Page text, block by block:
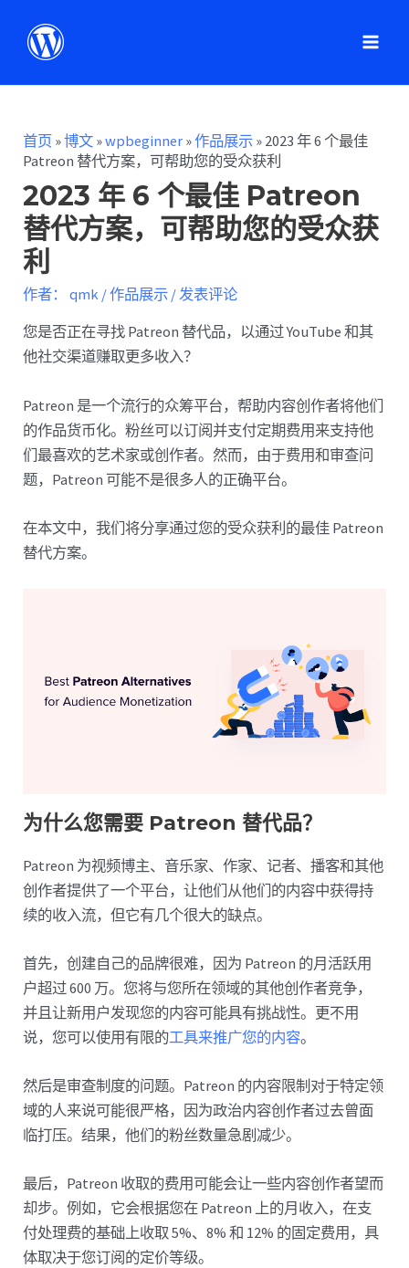
首页 »博文 »wpbeginner »作品展示 » 2023 年 6 个最佳
Patreon 替代方案，可帮助您的受众获利
2023 年 6 个最佳 Patreon
替代方案，可帮助您的受众获
利
作者： qmk /作品展示 /发表评论
您是否正在寻找 Patreon 替代品，以通过 YouTube 和其
他社交渠道赚取更多收入？
Patreon 是一个流行的众筹平台，帮助内容创作者将他们
的作品货币化。粉丝可以订阅并支付定期费用来支持他
们最喜欢的艺术家或创作者。然而，由于费用和审查问
题，Patreon 可能不是很多人的正确平台。
在本文中，我们将分享通过您的受众获利的最佳 Patreon
替代方案。
为什么您需要 Patreon 替代品？
Patreon 为视频博主、音乐家、作家、记者、播客和其他
创作者提供了一个平台，让他们从他们的内容中获得持
续的收入流，但它有几个很大的缺点。
首先，创建自己的品牌很难，因为 Patreon 的月活跃用
户超过 600 万。您将与您所在领域的其他创作者竞争，
并且让新用户发现您的内容可能具有挑战性。更不用
说，您可以使用有限的工具来推广您的内容。
然后是审查制度的问题。Patreon 的内容限制对于特定领
域的人来说可能很严格，因为政治内容创作者过去曾面
临打压。结果，他们的粉丝数量急剧减少。
最后，Patreon 收取的费用可能会让一些内容创作者望而
却步。例如，它会根据您在 Patreon 上的月收入，在支
付处理费的基础上收取 5%、8% 和 12% 的固定费用，具
体取决于您订阅的定价等级。